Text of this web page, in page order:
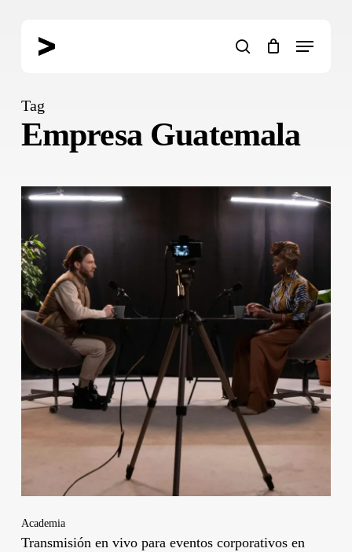
search
Menu
Tag
Empresa Guatemala
Academia
Transmisión en vivo para eventos corporativos en